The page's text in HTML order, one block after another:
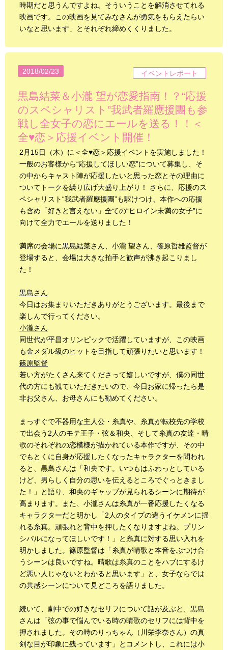
時期だと思うんですよね。そういうことを解消させてれる
映画です。この映画を見てみなさんが勇気をもらえたらい
いなと思います」とそれぞれ締めくくりました。
イベントレポート
2018/02/23
黒島結菜＆小瀧 望が恋愛指南！？“応援
のスペシャリスト”我武者羅應援團も参
戦し全女子の恋にエールを送る！！＜
全♥恋＞応援イベント開催！
2月15日（木）に＜全♥恋＞応援イベントを実施しました！
一般のお客様から“応援してほしい恋”について募集し、そ
の中からキャスト陣が応援したいと思った恋とその理由に
ついてトークを繰り広げ大盛り上がり！ さらに、応援のス
ペシャリスト“我武者羅應援團”も駆けつけ、本作への応援
も含め「好きと言えない」全ての“ヒロイン未満の女子”に
向けて全力でエールを送りました！
満席の会場に黒島結菜さん、小瀧 望さん、篠原哲雄監督が
登場すると、会場は大きな拍手と歓声が沸き起こりまし
た！
黒島さん
今日はお集まりいただきありがとうございます。最後まで
楽しんで行ってください。
小瀧さん
同世代が平昌オリンピックで活躍していますが、この映画
も金メダル級のヒットを目指して頑張りたいと思います！
篠原監督
若い方がたくさん来てくださって嬉しいですが、僕の同世
代の方にも観ていただきたいので、今日お家に帰ったら是
非お父さん、お母さんにも勧めてください。
まっすぐで不器用な主人公・糸真や、糸真が転校先の学校
で出会う2人のモテ王子・弦＆和央、そして糸真の友達・晴
歌のそれぞれの恋模様が描かれている本作ですが、その中
でもとくに自身が応援したくなったキャラクターを問われ
ると、黒島さんは「和央です。いつもはふわっとしている
けど、男らしく自分の思いを伝えるところでぐっときまし
た！」と語り、和央のギャップが見られるシーンに期待が
高まります。また、小瀧さんは糸真が一番応援したくなる
キャラクターだと明かし「2人のタイプの違うイケメンに揺
れる糸真。頑張れと背中を押したくなりますよね。プリン
シパルになってほしいです！」と糸真に対する思い入れを
明かしました。篠原監督は「糸真が晴歌と本音をぶつけ合
うシーンは良いですね。晴歌は糸真のことをハブにするけ
ど悪い人じゃないとわかると思います」と、女子ならでは
の共感シーンについて見どころを語りました。
続いて、劇中での好きなセリフについて話が及ぶと、黒島
さんは「弦の事で悩んでいる時の晴歌のセリフには背中を
押されました。その時のりっちゃん（川栄李奈さん）の真
剣な目が印象に残っています」とコメントし、これには小